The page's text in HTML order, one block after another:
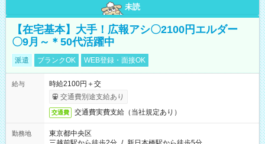
未読
【在宅基本】大手！広報アシ〇2100円エルダー
〇9月～＊50代活躍中
派遣 ブランクOK WEB登録・面接OK
給与
時給2100円＋交
交通費別途支給あり
交通費 交通費実費支給（当社規定あり）
勤務地
東京都中央区